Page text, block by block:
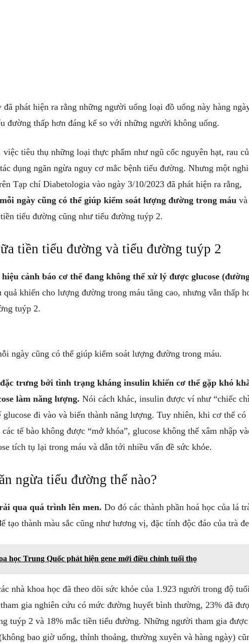
đường thấp hơn đáng kể so với những người không uống.
tiêu thụ những loại thực phẩm như ngũ cốc nguyên hạt, rau
dụng ngăn ngừa nguy cơ mắc bệnh tiểu đường. Nhưng một
Tạp chí Diabetologia vào ngày 3/10/2023 đã phát hiện ra rằng,
ngày cũng có thể giúp kiểm soát lượng đường trong máu và
tiền tiểu đường và tiểu đường tuýp 2
cảnh báo cơ thể đang không thể xử lý được glucose
quả khiến cho lượng đường trong máu tăng cao, nhưng vẫn thấp
tuýp 2.
ngày cũng có thể giúp kiểm soát lượng đường trong máu.
trưng bởi tình trạng kháng insulin khiến cơ thể gặp khó
làm năng lượng. Nói cách khác, insulin được ví như “chiếc
glucose đi vào và biến thành năng lượng. Tuy nhiên, khi cơ thể có
tế bào không được “mở khóa”, glucose không thể xâm nhập
ngừa tiểu đường thế nào?
qua quá trình lên men. Do đó các thành phần hoá học của lá
học Trung Quốc phát hiện gene mới điều chỉnh tuổi thọ
gia nghiên cứu có mức đường huyết bình thường, 23% đã
tuýp 2 và 18% mắc tiền tiểu đường. Những người tham gia được
bao giờ uống, thỉnh thoảng, thường xuyên và hàng ngày)